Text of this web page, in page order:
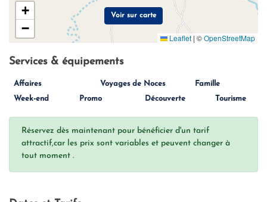
+
−
Leaflet | ©OpenStreetMap
Voir sur carte
Services & équipements
Affaires Voyages de Noces
Famille
Week-end
Promo Découverte Tourisme
Réservez dès maintenant pour bénéficier d'un tarif
attractif,car les prix sont variables et peuvent changer à
tout moment .